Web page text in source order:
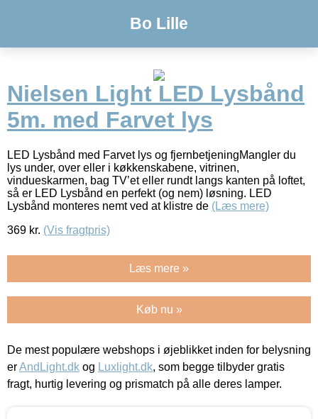
Bo Lille
Nielsen Light LED Lysbånd
5m. med Farvet lys
LED Lysbånd med Farvet lys og fjernbetjeningMangler du
lys under, over eller i køkkenskabene, vitrinen,
vindueskarmen, bag TV’et eller rundt langs kanten på loftet,
så er LED Lysbånd en perfekt (og nem) løsning. LED
Lysbånd monteres nemt ved at klistre de (Læs mere)
369 kr. (Vis fragtpris)
Læs mere »
Køb nu »
De mest populære webshops i øjeblikket inden for belysning
erAndLight.dk og Luxlight.dk, som begge tilbyder gratis
fragt, hurtig levering og prismatch på alle deres lamper.